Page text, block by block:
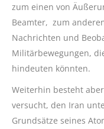
zum einen von
Beamter, zum
Nachrichten und
Militärbewegungen,
hindeuten könnten.
Weiterhin besteht
versucht, den Iran
Grundsätze seines